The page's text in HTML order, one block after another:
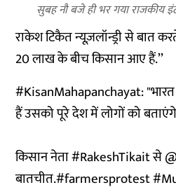
सुबह नौ बजे ही भर गया राजकीय
राकेश टिकैत न्यूज़लॉन्ड्री से बात
20 लाख के बीच किसान आए हैं.’’
#KisanMahapanchayat:
हैं उसको पूरे देश में लोगों को
किसान नेता#RakeshTikaitसे
बातचीत.#farmersprotest